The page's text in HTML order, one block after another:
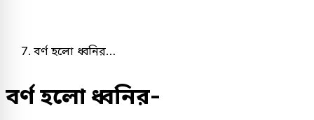
বর্ণ হলো ধ্বনির…
বর্ণ হলো ধ্বনির-